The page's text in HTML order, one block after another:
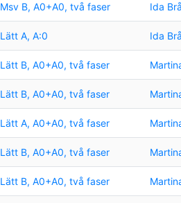
Msv B, A0+A0, två faser Ida
Lätt A, A:0 Ida
Lätt B, A0+A0, två faser
Lätt B, A0+A0, två faser
Lätt A, A0+A0, två faser
Lätt B, A0+A0, två faser
Lätt B, A0+A0, två faser